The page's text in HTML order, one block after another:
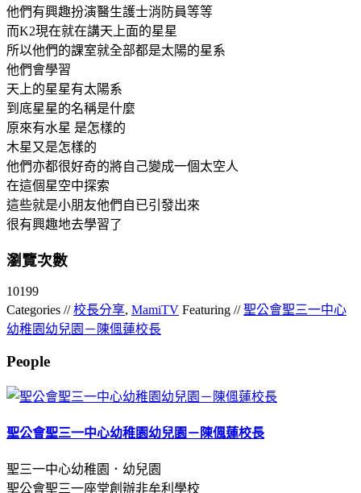
他們有興趣扮演醫生護士消防員等等
而K2現在就在講天上面的星星
所以他們的課室就全部都是太陽的星系
他們會學習
天上的星星有太陽系
到底星星的名稱是什麼
原來有水星 是怎樣的
木星又是怎樣的
他們亦都很好奇的將自己變成一個太空人
在這個星空中探索
這些就是小朋友他們自已引發出來
很有興趣地去學習了
瀏覽次數
10199
Categories //校長分享, MamiTV Featuring //聖公會聖三一中心
幼稚園幼兒園－陳偑蓮校長
People
聖公會聖三一中心幼稚園幼兒園－陳偑蓮校長
聖三一中心幼稚園．幼兒園
聖公會聖三一座堂創辦非牟利學校